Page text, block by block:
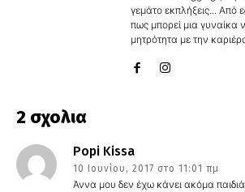
γεμάτο εκπλήξεις...
πως μπορεί μια γυναίκα
μητρότητα με την
2 σχολια
Popi Kissa
10 Ιουνίου, 2017 στο 11:01 πμ
Άννα μου δεν έχω κάνει ακόμα